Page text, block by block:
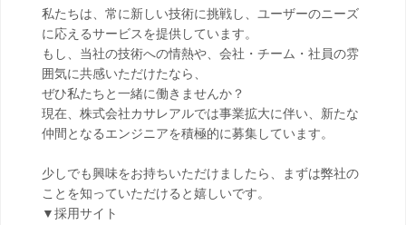
私たちは、常に新しい技術に挑戦し、ユーザーのニーズ
に応えるサービスを提供しています。
もし、当社の技術への情熱や、会社・チーム・社員の雰
囲気に共感いただけたなら、
ぜひ私たちと一緒に働きませんか？
現在、株式会社カサレアルでは事業拡大に伴い、新たな
仲間となるエンジニアを積極的に募集しています。
少しでも興味をお持ちいただけましたら、まずは弊社の
ことを知っていただけると嬉しいです。
▼採用サイト